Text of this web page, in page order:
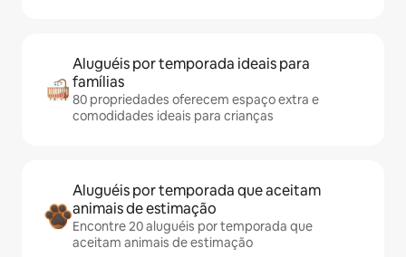
Aluguéis por temporada ideais para
famílias
80 propriedades oferecem espaço extra e
comodidades ideais para crianças
Aluguéis por temporada que aceitam
animais de estimação
Encontre 20 aluguéis por temporada que
aceitam animais de estimação